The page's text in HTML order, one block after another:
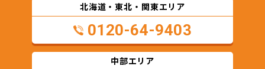
北海道・東北・関東エリア
0120-64-9403
中部エリア